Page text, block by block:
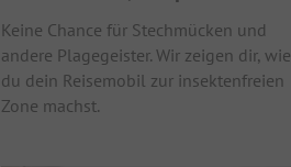
Keine Chance für Stechmücken und
andere Plagegeister. Wir zeigen dir, wie
du dein Reisemobil zur insektenfreien
Zone machst.